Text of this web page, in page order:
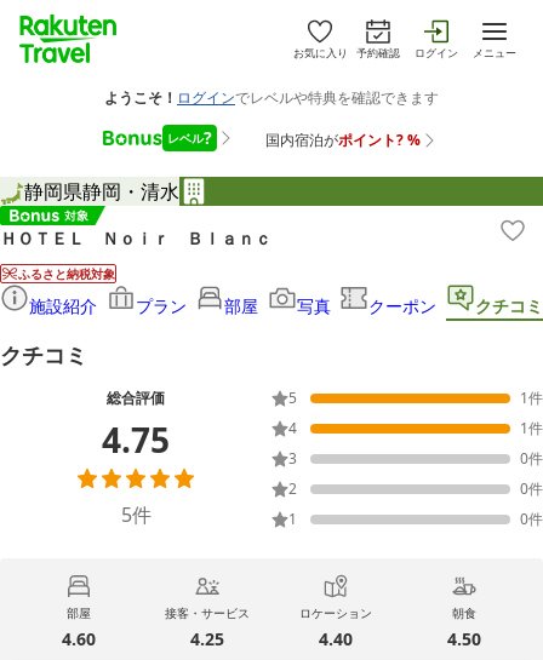
お気に入り 予約確認 ログイン メニュー
静岡県静岡・清水
ＨＯＴＥＬ Ｎｏｉｒ Ｂｌａｎｃ
ふるさと納税対象
施設紹介 プラン 部屋 写真 クーポン クチコミ
クチコミ
総合評価
4.75
5件
5 1件
4
1件
3
0件
2
0件
1
0件
部屋
4.60
接客・サービス
4.25
ロケーション
4.40
朝食
4.50